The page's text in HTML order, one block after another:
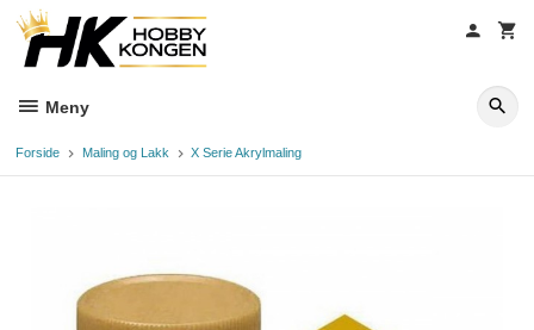
innholdet
Meny
Forside Maling og Lakk X Serie Akrylmaling